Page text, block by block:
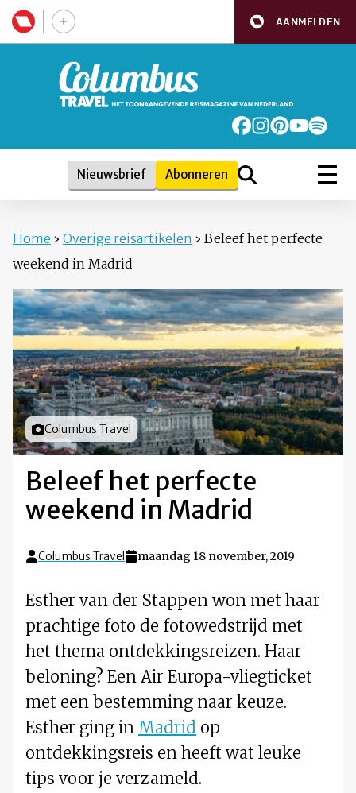
AANMELDEN
Nieuwsbrief Abonneren
Home › Overige reisartikelen › Beleef het perfecte
weekend in Madrid
Foto door
Columbus Travel
Beleef het perfecte
weekend in Madrid
Columbus Travel maandag 18 november, 2019
Esther van der Stappen won met haar
prachtige foto de fotowedstrijd met
het thema ontdekkingsreizen. Haar
beloning? Een Air Europa-vliegticket
met een bestemming naar keuze.
Esther ging in Madrid op
ontdekkingsreis en heeft wat leuke
tips voor je verzameld.